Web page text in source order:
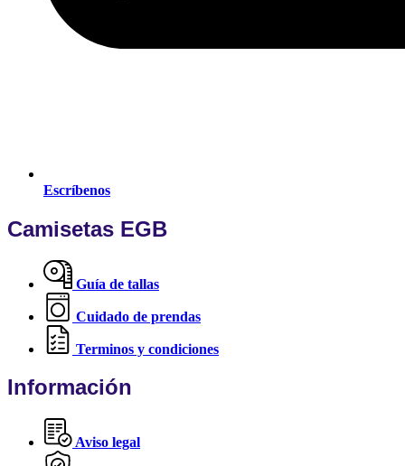
Escríbenos
Camisetas EGB
Guía de tallas
Cuidado de prendas
Terminos y condiciones
Información
Aviso legal